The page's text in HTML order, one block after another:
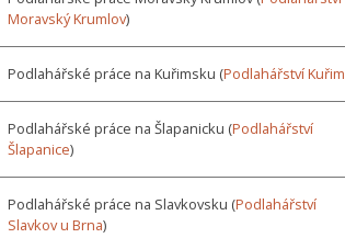
Moravský Krumlov)
Podlahářské práce na Kuřimsku (Podlahářství Kuřim
Podlahářské práce na Šlapanicku (Podlahářství
Šlapanice)
Podlahářské práce na Slavkovsku (Podlahářství
Slavkov u Brna)